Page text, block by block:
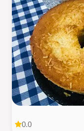
0.0